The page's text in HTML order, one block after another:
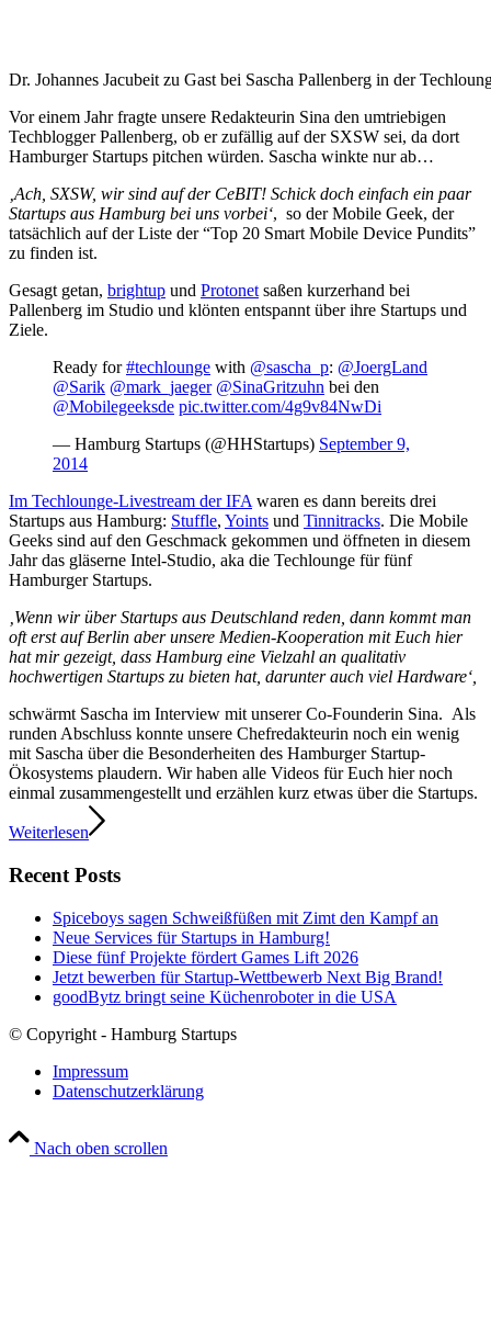
Dr. Johannes Jacubeit zu Gast bei Sascha Pallenberg in der
Vor einem Jahr fragte unsere Redakteurin Sina den umtriebigen
Techblogger Pallenberg, ob er zufällig auf der SXSW sei, da dort
Hamburger Startups pitchen würden. Sascha winkte nur ab…
‚Ach, SXSW, wir sind auf der CeBIT! Schick doch einfach ein paar
Startups aus Hamburg bei uns vorbei‘, so der Mobile Geek, der
tatsächlich auf der Liste der “Top 20 Smart Mobile Device Pundits”
zu finden ist.
Gesagt getan, brightup und Protonet saßen kurzerhand bei
Pallenberg im Studio und klönten entspannt über ihre Startups und
Ziele.
Ready for#techlounge with @sascha_p: @JoergLand
@Sarik @mark_jaeger @SinaGritzuhn bei den
@Mobilegeeksde pic.twitter.com/4g9v84NwDi
— Hamburg Startups (@HHStartups) September 9,
2014
Im Techlounge-Livestream der IFA waren es dann bereits drei
Startups aus Hamburg: Stuffle, Yoints und Tinnitracks. Die Mobile
Geeks sind auf den Geschmack gekommen und öffneten in diesem
Jahr das gläserne Intel-Studio, aka die Techlounge für fünf
Hamburger Startups.
‚Wenn wir über Startups aus Deutschland reden, dann kommt man
oft erst auf Berlin aber unsere Medien-Kooperation mit Euch hier
hat mir gezeigt, dass Hamburg eine Vielzahl an qualitativ
hochwertigen Startups zu bieten hat, darunter auch viel Hardware‘,
schwärmt Sascha im Interview mit unserer Co-Founderin Sina. Als
runden Abschluss konnte unsere Chefredakteurin noch ein wenig
mit Sascha über die Besonderheiten des Hamburger Startup-
Ökosystems plaudern. Wir haben alle Videos für Euch hier noch
einmal zusammengestellt und erzählen kurz etwas über die Startups.
Weiterlesen
Recent Posts
Spiceboys sagen Schweißfüßen mit Zimt den Kampf an
Neue Services für Startups in Hamburg!
Diese fünf Projekte fördert Games Lift 2026
Jetzt bewerben für Startup-Wettbewerb Next Big Brand!
goodBytz bringt seine Küchenroboter in die USA
© Copyright - Hamburg Startups
Impressum
Datenschutzerklärung
Nach oben scrollen